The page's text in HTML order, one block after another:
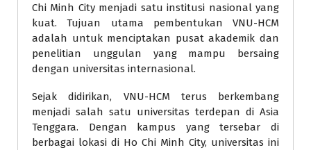
Chi Minh City menjadi satu institusi nasional yang
kuat. Tujuan utama pembentukan VNU-HCM
adalah untuk menciptakan pusat akademik dan
penelitian unggulan yang mampu bersaing
dengan universitas internasional.
Sejak didirikan, VNU-HCM terus berkembang
menjadi salah satu universitas terdepan di Asia
Tenggara. Dengan kampus yang tersebar di
berbagai lokasi di Ho Chi Minh City, universitas ini